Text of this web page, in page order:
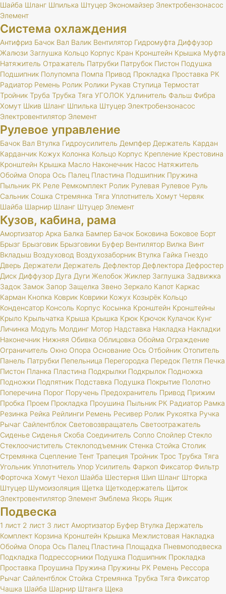
Шайба Шланг Шпилька Штуцер Экономайзер Электробензонасос
Элемент
Система охлаждения
Антифриз Бачок Вал Валик Вентилятор Гидромуфта Диффузор
Жалюзи Заглушка Кольцо Корпус Кран Кронштейн Крышка Муфта
Натяжитель Отражатель Патрубки Патрубок Пистон Подушка
Подшипник Полупомпа Помпа Привод Прокладка Проставка РК
Радиатор Ремень Ролик Ролики Рукав Ступица Термостат
Тройник Труба Трубка Тяга УГОЛОК Удлинитель Фальш Фибра
Хомут Шкив Шланг Шпилька Штуцер Электробензонасос
Электровентилятор Элемент
Рулевое управление
Бачок Вал Втулка Гидроусилитель Демпфер Держатель Кардан
Карданчик Кожух Колонка Кольцо Корпус Крепление Крестовина
Кронштейн Крышка Масло Наконечник Насос Натяжитель
Обойма Опора Ось Палец Пластина Подшипник Пружина
Пыльник РК Реле Ремкомплект Ролик Рулевая Рулевое Руль
Сальник Сошка Стремянка Тяга Уплотнитель Хомут Червяк
Шайба Шарнир Шланг Штуцер Элемент
Кузов, кабина, рама
Амортизатор Арка Балка Бампер Бачок Боковина Боковое Борт
Брызг Брызговик Брызговики Буфер Вентилятор Вилка Винт
Вкладыш Воздуховод Воздухозаборник Втулка Гайка Гнездо
Дверь Держатели Держатель Дефлектор Дефлектора Дефростер
Диск Диффузор Дуга Дуги Желобок Жиклер Заглушка Задвижка
Задок Замок Запор Защелка Звено Зеркало Капот Каркас
Карман Кнопка Коврик Коврики Кожух Козырёк Кольцо
Конденсатор Консоль Корпус Косынка Кронштейн Кронштейны
Крыло Крыльчатка Крыша Крышка Крюк Крючок Кулачок Кунг
Личинка Модуль Молдинг Мотор Надставка Накладка Накладки
Наконечник Нижняя Обивка Облицовка Обойма Ограждение
Ограничитель Окно Опора Основание Ось Отбойник Отопитель
Панель Патрубки Пепельница Перегородка Передок Петля Печка
Пистон Планка Пластина Подкрылки Подкрылок Подножка
Подножки Подпятник Подставка Подушка Покрытие Полотно
Поперечина Порог Поручень Предохранитель Привод Прижим
Пробка Проем Прокладка Проушина Пыльник РК Радиатор Рамка
Резинка Рейка Рейлинги Ремень Ресивер Ролик Рукоятка Ручка
Рычаг Сайлентблок Световозвращатель Светоотражатель
Сиденье Сиденья Скоба Соединитель Сопло Спойлер Стекло
Стеклоочиститель Стеклоподъемник Стенка Стойка Столик
Стремянка Сцепление Тент Трапеция Тройник Трос Трубка Тяга
Угольник Уплотнитель Упор Усилитель Фаркоп Фиксатор Фильтр
Форточка Хомут Чехол Шайба Шестерня Шип Шланг Шторка
Штуцер Шумоизоляция Щетка Щеткодержатель Щиток
Электровентилятор Элемент Эмблема Якорь Ящик
Подвеска
1 лист 2 лист 3 лист Амортизатор Буфер Втулка Держатель
Комплект Корзина Кронштейн Крышка Межлистовая Накладка
Обойма Опора Ось Палец Пластина Площадка Пневмоподвеска
Подкладка Подрессорники Подушка Подшипник Прокладка
Проставка Проушина Пружина Пружины РК Ремень Рессора
Рычаг Сайлентблок Стойка Стремянка Трубка Тяга Фиксатор
Чашка Шайба Шарнир Штанга Щека